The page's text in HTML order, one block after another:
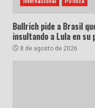
Internacional Política
Bullrich pide a Brasil
insultando a Lula en su
8 de agosto de 2026